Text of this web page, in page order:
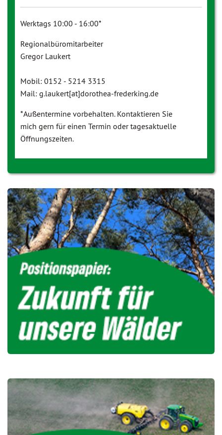
Werktags 10:00 - 16:00*
Regionalbüromitarbeiter
Gregor Laukert
Mobil: 0152 - 5214 3315
Mail: g.laukert[at]dorothea-frederking.de
*Außentermine vorbehalten. Kontaktieren Sie
mich gern für einen Termin oder tagesaktuelle
Öffnungszeiten.